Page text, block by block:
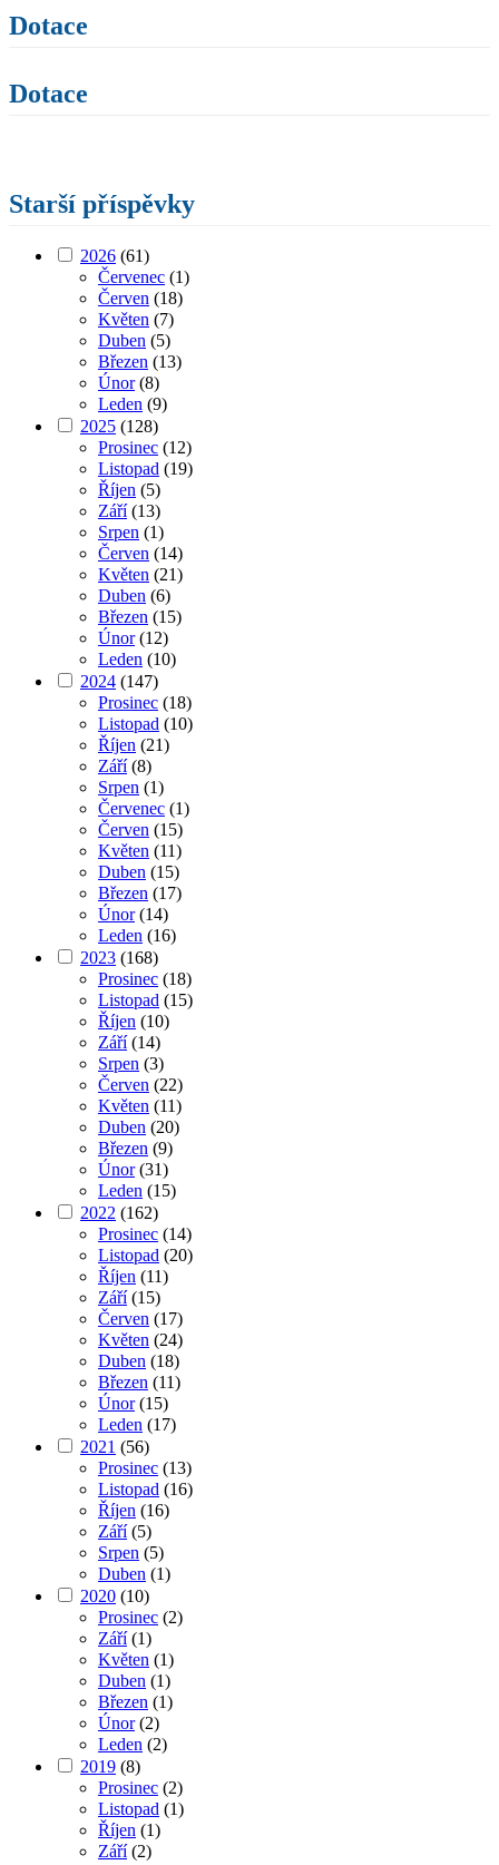
Dotace
Dotace
Starší příspěvky
2026 (61)
Červenec (1)
Červen (18)
Květen (7)
Duben (5)
Březen (13)
Únor(8)
Leden (9)
2025 (128)
Prosinec (12)
Listopad (19)
Říjen (5)
Září(13)
Srpen (1)
Červen (14)
Květen (21)
Duben (6)
Březen (15)
Únor(12)
Leden (10)
2024 (147)
Prosinec (18)
Listopad (10)
Říjen (21)
Září(8)
Srpen (1)
Červenec (1)
Červen (15)
Květen (11)
Duben (15)
Březen (17)
Únor(14)
Leden (16)
2023 (168)
Prosinec (18)
Listopad (15)
Říjen (10)
Září(14)
Srpen (3)
Červen (22)
Květen (11)
Duben (20)
Březen (9)
Únor(31)
Leden (15)
2022 (162)
Prosinec (14)
Listopad (20)
Říjen (11)
Září(15)
Červen (17)
Květen (24)
Duben (18)
Březen (11)
Únor(15)
Leden (17)
2021 (56)
Prosinec (13)
Listopad (16)
Říjen (16)
Září(5)
Srpen (5)
Duben (1)
2020 (10)
Prosinec (2)
Září(1)
Květen (1)
Duben (1)
Březen (1)
Únor(2)
Leden (2)
2019 (8)
Prosinec (2)
Listopad (1)
Říjen (1)
Září(2)